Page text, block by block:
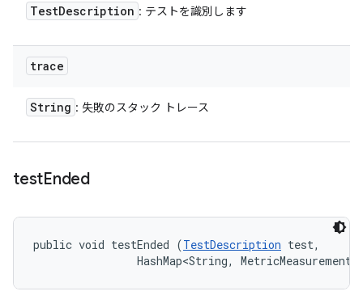
TestDescription : テストを識別します
trace
String : 失敗のスタック トレース
testEnded
public void testEnded (TestDescription test,
HashMap<String,